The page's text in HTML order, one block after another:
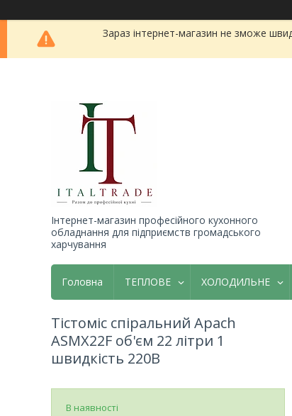
Зараз інтернет-магазин не зможе
Інтернет-магазин професійного кухонного
обладнання для підприємств громадського
харчування
Головна ТЕПЛОВЕ ХОЛОДИЛЬНЕ
Тістоміс спіральний Apach
ASMX22F об'єм 22 літри 1
швидкість 220В
В наявності